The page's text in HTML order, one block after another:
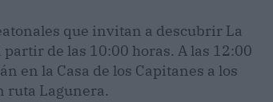
que invitan a descubrir La
de las 10:00 horas. A las 12:00
en la Casa de los Capitanes a los
ruta Lagunera.